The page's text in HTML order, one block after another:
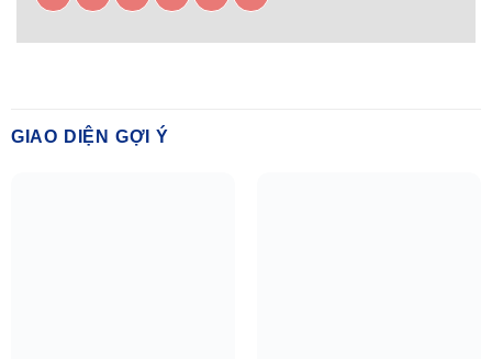
GIAO DIỆN GỢI Ý